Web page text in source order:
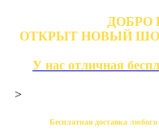
ДОБРО
ОТКРЫТ НОВЫЙ
У нас отличная
>
Бесплатная доставка